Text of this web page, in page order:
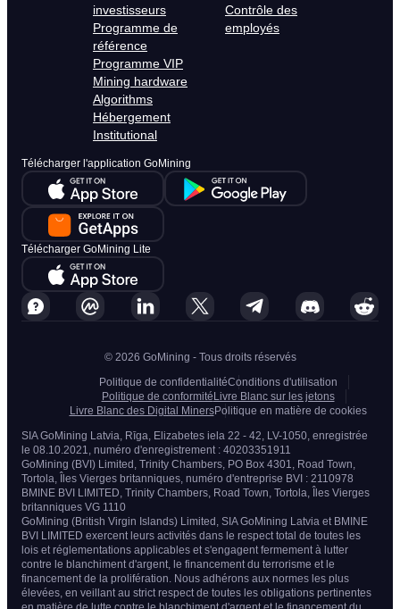
investisseurs
Programme de
référence
Programme VIP
Mining hardware
Algorithms
Hébergement
Institutional
Contrôle des
employés
Télécharger l'application GoMining
Télécharger GoMining Lite
© 2026 GoMining - Tous droits réservés
Politique de confidentialitéConditions d'utilisation
Politique de conformité Livre Blanc sur les jetons
Livre Blanc des Digital MinersPolitique en matière de cookies
SIA GoMining Latvia, Rīga, Elizabetes iela 22 - 42, LV-1050, enregistrée
le 08.10.2021, numéro d'enregistrement : 40203351911
GoMining (BVI) Limited, Trinity Chambers, PO Box 4301, Road Town,
Tortola, Îles Vierges britanniques, numéro d'entreprise BVI : 2110978
BMINE BVI LIMITED, Trinity Chambers, Road Town, Tortola, Îles Vierges
britanniques VG 1110
GoMining (British Virgin Islands) Limited, SIA GoMining Latvia et BMINE
BVI LIMITED exercent leurs activités dans le respect total de toutes les
lois et réglementations applicables et s'engagent fermement à lutter
contre le blanchiment d'argent, le financement du terrorisme et le
financement de la prolifération. Nous adhérons aux normes les plus
élevées, en veillant au strict respect de toutes les obligations pertinentes